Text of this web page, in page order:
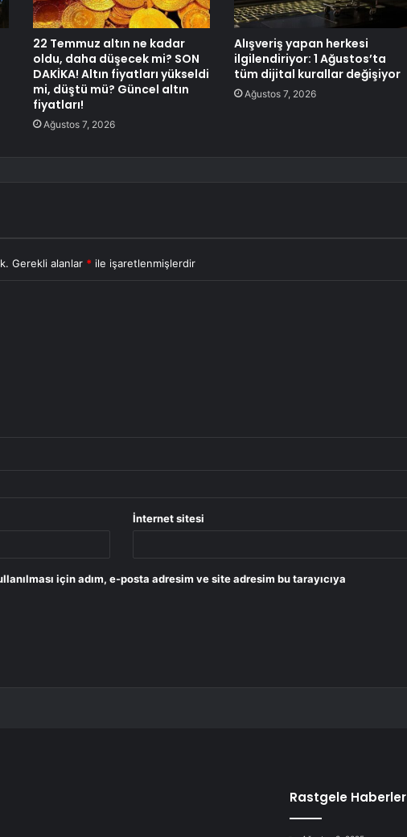
22 Temmuz altın ne kadar
oldu, daha düşecek mi? SON
DAKİKA! Altın fiyatları yükseldi
mi, düştü mü? Güncel altın
fiyatları!
Ağustos 7, 2026
Alışveriş yapan herkesi
ilgilendiriyor: 1 Ağustos’ta
tüm dijital kurallar değişiyor
Ağustos 7, 2026
Gerekli alanlar * ile işaretlenmişlerdir
İnternet sitesi
için adım, e-posta adresim ve site adresim bu tarayıcıya
Rastgele Haberler